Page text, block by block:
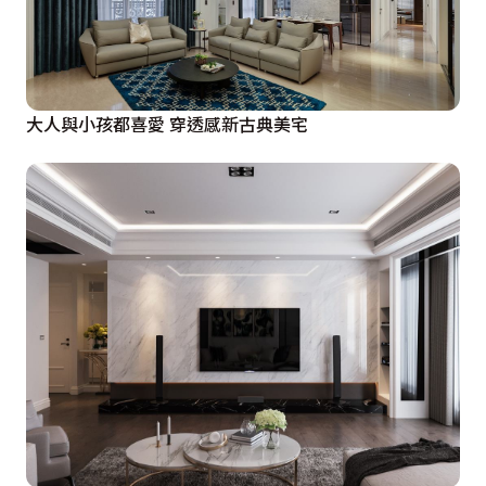
大人與小孩都喜愛 穿透感新古典美宅